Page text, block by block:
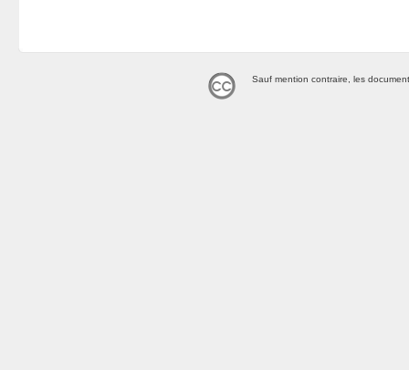
Sauf mention contraire, les